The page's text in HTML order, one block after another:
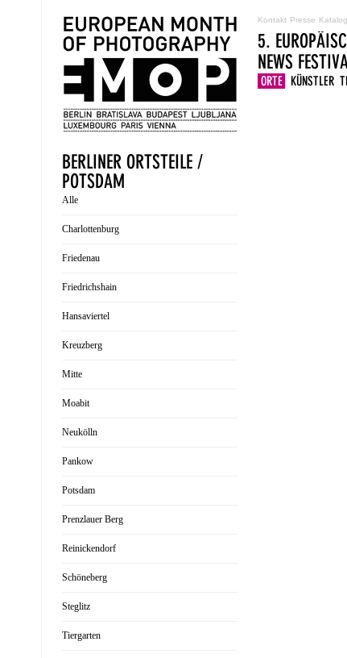
Kontakt Presse
5.
NEWS
ORTE KÜNSTLER
BERLINER ORTSTEILE /
POTSDAM
Alle
Charlottenburg
Friedenau
Friedrichshain
Hansaviertel
Kreuzberg
Mitte
Moabit
Neukölln
Pankow
Potsdam
Prenzlauer Berg
Reinickendorf
Schöneberg
Steglitz
Tiergarten